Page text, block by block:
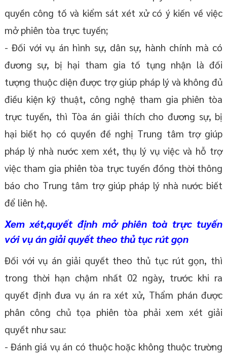
quyền công tố và kiểm sát xét xử có ý kiến về việc
mở phiên tòa trực tuyến;
- Đối với vụ án hình sự, dân sự, hành chính mà có
đương sự, bị hại tham gia tố tụng nhận là đối
tượng thuộc diện được trợ giúp pháp lý và không đủ
điều kiện kỹ thuật, công nghệ tham gia phiên tòa
trực tuyến, thì Tòa án giải thích cho đương sự, bị
hại biết họ có quyền đề nghị Trung tâm trợ giúp
pháp lý nhà nước xem xét, thụ lý vụ việc và hỗ trợ
việc tham gia phiên tòa trực tuyến đồng thời thông
báo cho Trung tâm trợ giúp pháp lý nhà nước biết
để liên hệ.
Xem xét,quyết định mở phiên toà trực tuyến
với vụ án giải quyết theo thủ tục rút gọn
Đối với vụ án giải quyết theo thủ tục rút gọn, thì
trong thời hạn chậm nhất 02 ngày, trước khi ra
quyết định đưa vụ án ra xét xử, Thẩm phán được
phân công chủ tọa phiên tòa phải xem xét giải
quyết như sau:
- Đánh giá vụ án có thuộc hoặc không thuộc trường